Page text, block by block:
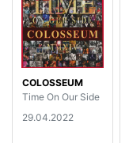
COLOSSEUM
Time On Our Side
29.04.2022